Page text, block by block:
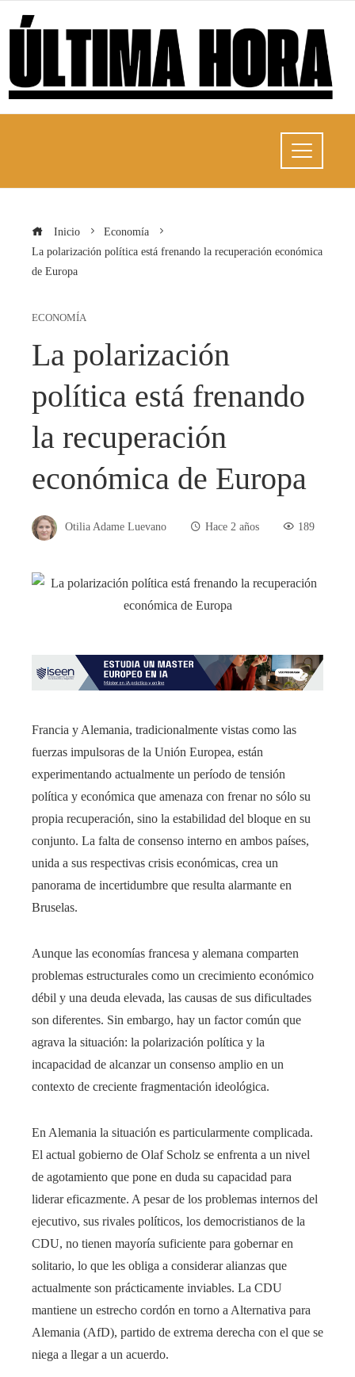
Inicio
Economía
La polarización política está frenando la recuperación económica
de Europa
ECONOMÍA
La polarización
política está frenando
la recuperación
económica de Europa
Otilia Adame Luevano Hace 2 años 189
Francia y Alemania, tradicionalmente vistas como las
fuerzas impulsoras de la Unión Europea, están
experimentando actualmente un período de tensión
política y económica que amenaza con frenar no sólo su
propia recuperación, sino la estabilidad del bloque en su
conjunto. La falta de consenso interno en ambos países,
unida a sus respectivas crisis económicas, crea un
panorama de incertidumbre que resulta alarmante en
Bruselas.
Aunque las economías francesa y alemana comparten
problemas estructurales como un crecimiento económico
débil y una deuda elevada, las causas de sus dificultades
son diferentes. Sin embargo, hay un factor común que
agrava la situación: la polarización política y la
incapacidad de alcanzar un consenso amplio en un
contexto de creciente fragmentación ideológica.
En Alemania la situación es particularmente complicada.
El actual gobierno de Olaf Scholz se enfrenta a un nivel
de agotamiento que pone en duda su capacidad para
liderar eficazmente. A pesar de los problemas internos del
ejecutivo, sus rivales políticos, los democristianos de la
CDU, no tienen mayoría suficiente para gobernar en
solitario, lo que les obliga a considerar alianzas que
actualmente son prácticamente inviables. La CDU
mantiene un estrecho cordón en torno a Alternativa para
Alemania (AfD), partido de extrema derecha con el que se
niega a llegar a un acuerdo.